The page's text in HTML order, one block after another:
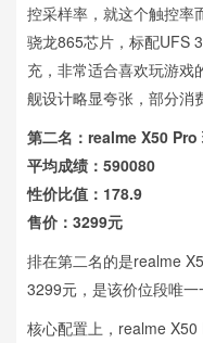
控采样率，就这个触控率
骁龙865芯片，标配UFS
充，非常适合喜欢玩游戏
舰设计略显夸张，部分消
第二名：realme X50
平均成绩：590080
性价比值：178.9
售价：3299元
排在第二名的是realme
3299元，是该价位段唯一
核心配置上，realme